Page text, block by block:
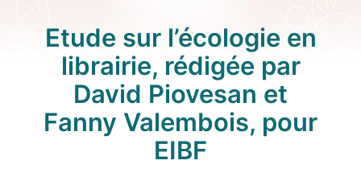
Etude sur l’écologie en
librairie, rédigée par
David Piovesan et
Fanny Valembois, pour
EIBF